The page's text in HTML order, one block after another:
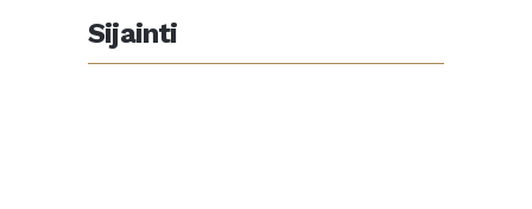
Sijainti